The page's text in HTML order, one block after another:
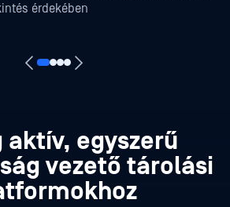
érdekében
aktív, egyszerű
vezető tárolási